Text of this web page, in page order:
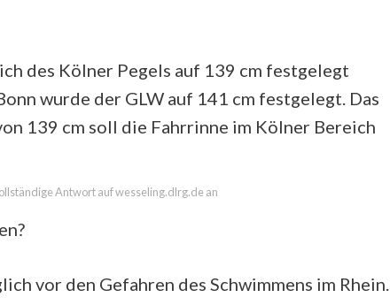
des Kölner Pegels auf 139 cm festgelegt
wurde der GLW auf 141 cm festgelegt. Das
139 cm soll die Fahrrinne im Kölner Bereich
Antwort auf wesseling.dlrg.de an
vor den Gefahren des Schwimmens im Rhein.